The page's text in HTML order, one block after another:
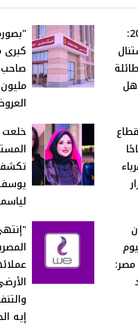
ملوك الحظ في فبراير 2025:
ستنال
| هل
8 صباحًا
يوسف
2025 في مصر:
إيه